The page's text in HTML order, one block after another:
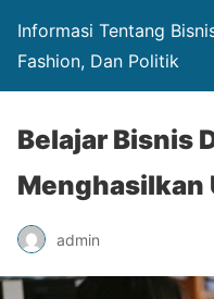
Informasi Tentang
Fashion, Dan Politik
Belajar Bisnis
Menghasilkan
admin